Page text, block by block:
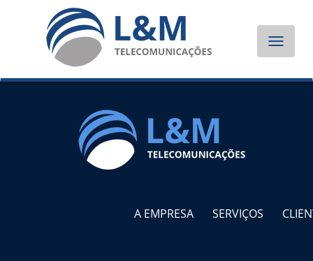
Toggle
A EMPRESA SERVIÇOS